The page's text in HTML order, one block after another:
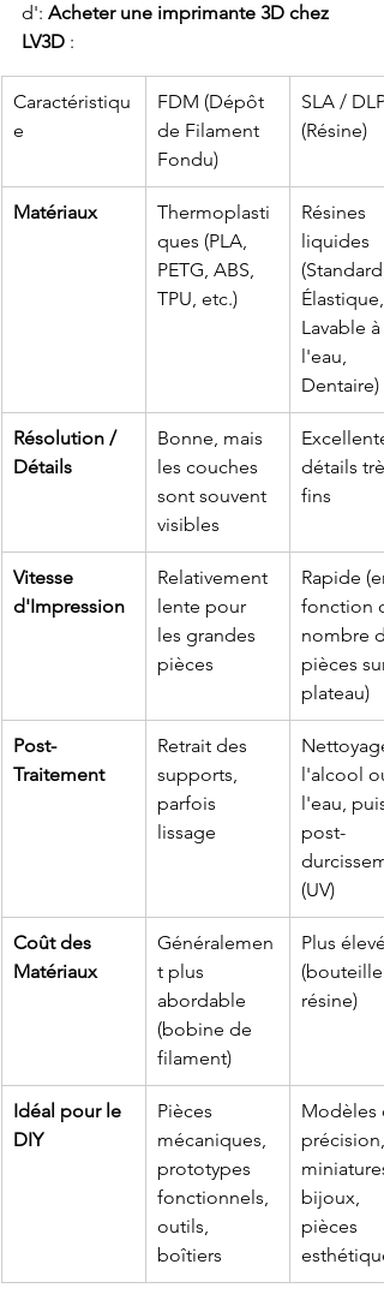
d': Acheter une imprimante 3D chez
LV3D :
Caractéristiqu
e
FDM (Dépôt
de Filament
Fondu)
SLA / DLP
(Résine)
Matériaux
Thermoplasti
ques (PLA,
PETG, ABS,
TPU, etc.)
Résines
liquides
(Standard,
Élastique,
Lavable à
l'eau,
Dentaire)
Résolution /
Détails
Bonne, mais
les couches
sont souvent
visibles
détails
fins
Vitesse
d'Impression
Relativement
lente pour
les grandes
pièces
Rapide
fonction
nombre
pièces
plateau)
Post-
Traitement
Retrait des
supports,
parfois
lissage
l'alcool
l'eau, puis
post-
(UV)
Coût des
Matériaux
Généralemen
t plus
abordable
(bobine de
filament)
Plus élevé
(bouteille
résine)
Idéal pour le
DIY
Pièces
mécaniques,
prototypes
fonctionnels,
outils,
boîtiers
Modèles
précision,
bijoux,
pièces